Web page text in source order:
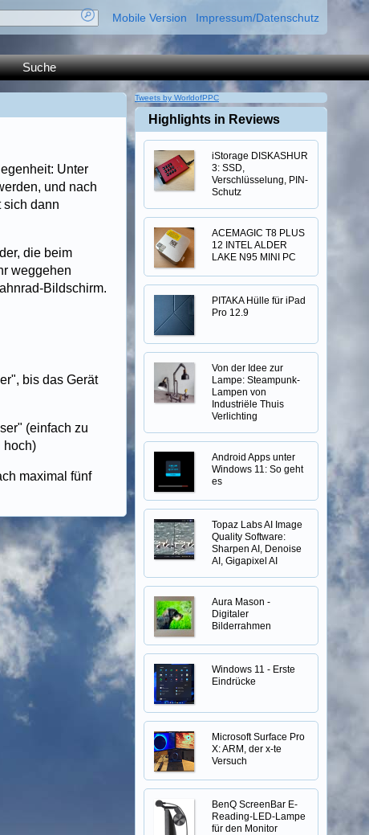
Mobile Version Impressum/Datenschutz
Suche
Unter
und nach
sich dann
die beim
weggehen
Bildschirm.
bis das Gerät
(einfach zu
hoch)
maximal fünf
Tweets by WorldofPPC
Highlights in Reviews
iStorage DISKASHUR
3: SSD,
Verschlüsselung, PIN-
Schutz
ACEMAGIC T8 PLUS
12 INTEL ALDER
LAKE N95 MINI PC
PITAKA Hülle für iPad
Pro 12.9
Von der Idee zur
Lampe: Steampunk-
Lampen von
Industriële Thuis
Verlichting
Android Apps unter
Windows 11: So geht
es
Topaz Labs AI Image
Quality Software:
Sharpen AI, Denoise
AI, Gigapixel AI
Aura Mason -
Digitaler
Bilderrahmen
Windows 11 - Erste
Eindrücke
Microsoft Surface Pro
X: ARM, der x-te
Versuch
BenQ ScreenBar E-
Reading-LED-Lampe
für den Monitor